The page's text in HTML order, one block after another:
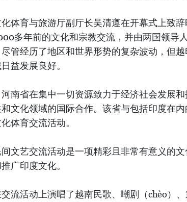
体育与旅游厅副厅长吴清遵在开幕式上致
多年前的文化和宗教交流，并由两国领导
管经历了地区和世界形势的复杂波动，但
益发展良好。
南省在集中一切资源致力于经济社会发展
文化领域的国际合作。该省与包括印度在
体育交流活动。
文艺交流活动是一项精彩且非常有意义的
广印度文化。
流活动上演唱了越南民歌、嘲剧（chèo）